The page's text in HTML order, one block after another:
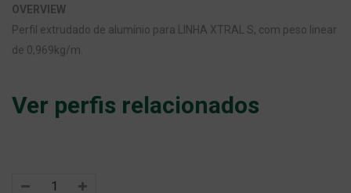
OVERVIEW
Perfil extrudado de alumínio para LINHA XTRAL S, com peso linear
de 0,969kg/m.
Ver perfis relacionados